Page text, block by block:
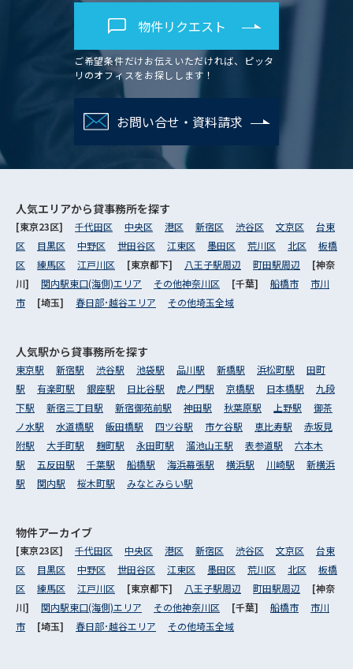
物件リクエスト
ご希望条件だけお伝えいただければ、ピッタ
リのオフィスをお探しします！
お問い合せ・資料請求
人気エリアから貸事務所を探す
[東京23区] 千代田区 中央区 港区 新宿区 渋谷区 文京区
台東
区
目黒区 中野区 世田谷区 江東区 墨田区 荒川区 北区
板橋
区
練馬区 江戸川区 [東京都下] 八王子駅周辺 町田駅周辺
[神奈
川] 関内駅東口(海側)エリア その他神奈川区 [千葉] 船橋市
市川
市
[埼玉] 春日部･越谷エリア その他埼玉全域
人気駅から貸事務所を探す
東京駅 新宿駅 渋谷駅 池袋駅 品川駅 新橋駅 浜松町駅
田町
駅
有楽町駅 銀座駅 日比谷駅 虎ノ門駅 京橋駅 日本橋駅
九段
下駅
新宿三丁目駅 新宿御苑前駅 神田駅 秋葉原駅 上野駅
御茶
ノ水駅
水道橋駅 飯田橋駅 四ツ谷駅 市ケ谷駅 恵比寿駅
赤坂見
附駅
大手町駅 麹町駅 永田町駅 溜池山王駅 表参道駅
六本木
駅
五反田駅 千葉駅 船橋駅 海浜幕張駅 横浜駅 川崎駅
新横浜
駅
関内駅 桜木町駅 みなとみらい駅
物件アーカイブ
[東京23区] 千代田区 中央区 港区 新宿区 渋谷区 文京区
台東
区
目黒区 中野区 世田谷区 江東区 墨田区 荒川区 北区
板橋
区
練馬区 江戸川区 [東京都下] 八王子駅周辺 町田駅周辺
[神奈
川] 関内駅東口(海側)エリア その他神奈川区 [千葉] 船橋市
市川
市
[埼玉] 春日部･越谷エリア その他埼玉全域